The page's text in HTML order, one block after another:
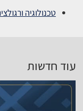
טכנולוגיה
עוד חדשות